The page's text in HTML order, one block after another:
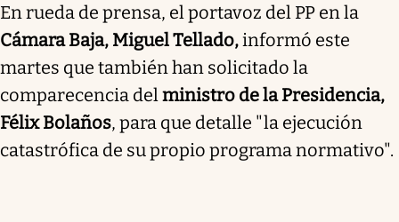
En rueda de prensa, el portavoz del PP en la
Cámara Baja, Miguel Tellado,informó este
martes que también han solicitado la
comparecencia delministro de la Presidencia,
Félix Bolaños, para que detalle "la ejecución
catastrófica de su propio programa normativo".